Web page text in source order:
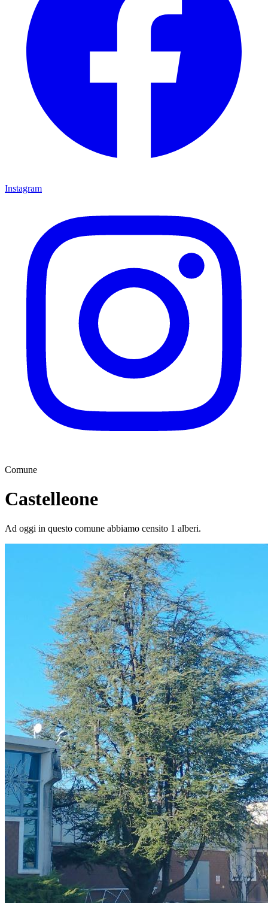
Instagram
Comune
Castelleone
Ad oggi in questo comune abbiamo censito 1 alberi.